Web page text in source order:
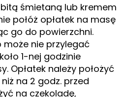
śmietaną lub kremem
połóż opłatek na masę
go do powierzchni.
może nie przylegać
1-nej godzinie
Opłatek należy położyć
na 2 godz. przed
na czekoladę,